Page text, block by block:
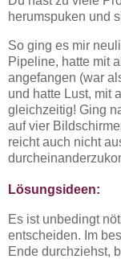
herumspuken und
So ging es mir
Pipeline, hatte mit
angefangen (war
und hatte Lust, mit
gleichzeitig! Ging
auf vier
reicht auch nicht
Lösungsideen:
Es ist unbedingt
entscheiden. Im
Ende durchziehst,